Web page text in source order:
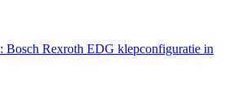
Bosch Rexroth EDG klepconfiguratie in